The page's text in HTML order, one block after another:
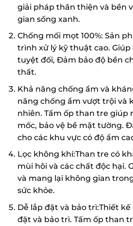
giải pháp thân thiện và bền
gian sống xanh.
Chống mối mọt 100%: Sản
trình xử lý kỹ thuật cao.
tuyệt đối, Đảm bảo độ bền
thất.
Khả năng chống ẩm và
năng chống ẩm vượt trội và
nhiên. Tấm ốp than tre giúp
mốc, bảo vệ bề mặt tường.
cho các khu vực có độ ẩm
Lọc không khí:Than tre có
mùi hôi và các chất độc hại.
và mang lại không gian
sức khỏe.
Dễ lắp đặt và bảo trì:Thiết
đặt và bảo trì. Tấm ốp than